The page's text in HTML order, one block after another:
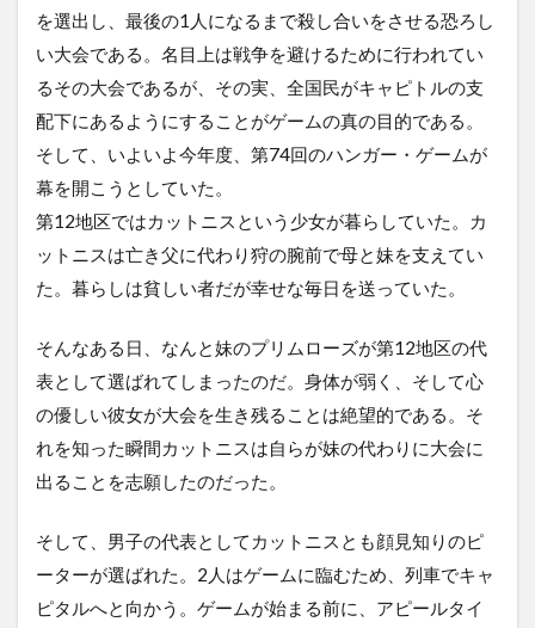
を選出し、最後の1人になるまで殺し合いをさせる恐ろし
い大会である。名目上は戦争を避けるために行われてい
るその大会であるが、その実、全国民がキャピトルの支
配下にあるようにすることがゲームの真の目的である。
そして、いよいよ今年度、第74回のハンガー・ゲームが
幕を開こうとしていた。
第12地区ではカットニスという少女が暮らしていた。カ
ットニスは亡き父に代わり狩の腕前で母と妹を支えてい
た。暮らしは貧しい者だが幸せな毎日を送っていた。
そんなある日、なんと妹のプリムローズが第12地区の代
表として選ばれてしまったのだ。身体が弱く、そして心
の優しい彼女が大会を生き残ることは絶望的である。そ
れを知った瞬間カットニスは自らが妹の代わりに大会に
出ることを志願したのだった。
そして、男子の代表としてカットニスとも顔見知りのピ
ーターが選ばれた。2人はゲームに臨むため、列車でキャ
ピタルへと向かう。ゲームが始まる前に、アピールタイ